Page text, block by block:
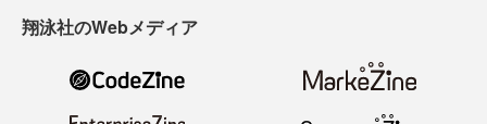
翔泳社のWebメディア